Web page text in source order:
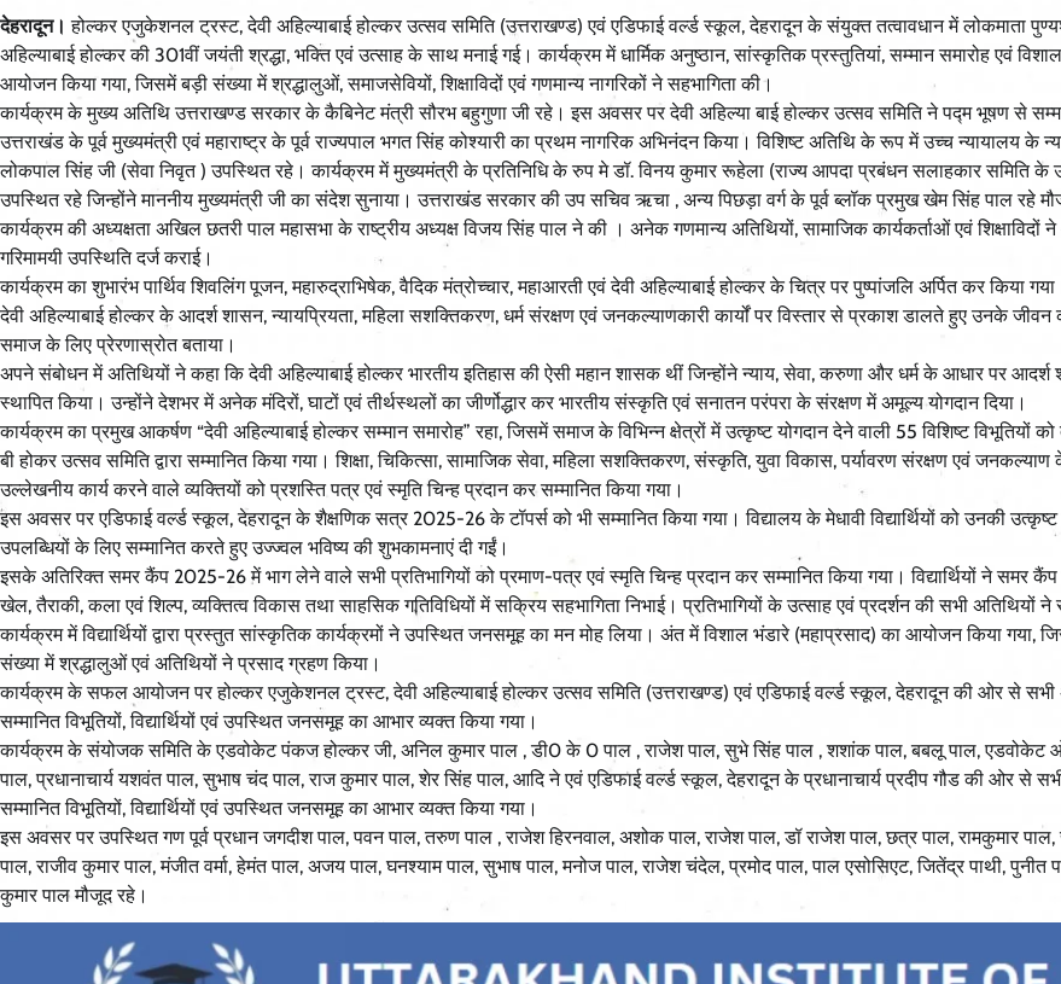
देहरादून। होल्कर एजुकेशनल ट्रस्ट, देवी अहिल्याबाई होल्कर उत्सव समिति (उत्तराखण्ड) एवं एडिफाई वर्ल्ड स्कूल, देहरादून के संयुक्त तत्वावधान में लोकमाता
अहिल्याबाई होल्कर की 301वीं जयंती श्रद्धा, भक्ति एवं उत्साह के साथ मनाई गई। कार्यक्रम में धार्मिक अनुष्ठान, सांस्कृतिक प्रस्तुतियां, सम्मान समारोह एवं
आयोजन किया गया, जिसमें बड़ी संख्या में श्रद्धालुओं, समाजसेवियों, शिक्षाविदों एवं गणमान्य नागरिकों ने सहभागिता की।
कार्यक्रम के मुख्य अतिथि उत्तराखण्ड सरकार के कैबिनेट मंत्री सौरभ बहुगुणा जी रहे। इस अवसर पर देवी अहिल्या बाई होल्कर उत्सव समिति ने पद्म भूषण से
उत्तराखंड के पूर्व मुख्यमंत्री एवं महाराष्ट्र के पूर्व राज्यपाल भगत सिंह कोश्यारी का प्रथम नागरिक अभिनंदन किया। विशिष्ट अतिथि के रूप में उच्च न्यायालय के
लोकपाल सिंह जी (सेवा निवृत ) उपस्थित रहे। कार्यक्रम में मुख्यमंत्री के प्रतिनिधि के रुप मे डॉ. विनय कुमार रूहेला (राज्य आपदा प्रबंधन सलाहकार समिति के
उपस्थित रहे जिन्होंने माननीय मुख्यमंत्री जी का संदेश सुनाया। उत्तराखंड सरकार की उप सचिव ऋचा , अन्य पिछड़ा वर्ग के पूर्व ब्लॉक प्रमुख खेम सिंह पाल रहे
कार्यक्रम की अध्यक्षता अखिल छतरी पाल महासभा के राष्ट्रीय अध्यक्ष विजय सिंह पाल ने की । अनेक गणमान्य अतिथियों, सामाजिक कार्यकर्ताओं एवं शिक्षाविदों
गरिमामयी उपस्थिति दर्ज कराई।
कार्यक्रम का शुभारंभ पार्थिव शिवलिंग पूजन, महारुद्राभिषेक, वैदिक मंत्रोच्चार, महाआरती एवं देवी अहिल्याबाई होल्कर के चित्र पर पुष्पांजलि अर्पित कर किया
देवी अहिल्याबाई होल्कर के आदर्श शासन, न्यायप्रियता, महिला सशक्तिकरण, धर्म संरक्षण एवं जनकल्याणकारी कार्यों पर विस्तार से प्रकाश डालते हुए उनके जीवन
समाज के लिए प्रेरणास्रोत बताया।
अपने संबोधन में अतिथियों ने कहा कि देवी अहिल्याबाई होल्कर भारतीय इतिहास की ऐसी महान शासक थीं जिन्होंने न्याय, सेवा, करुणा और धर्म के आधार पर आदर्श
स्थापित किया। उन्होंने देशभर में अनेक मंदिरों, घाटों एवं तीर्थस्थलों का जीर्णोद्धार कर भारतीय संस्कृति एवं सनातन परंपरा के संरक्षण में अमूल्य योगदान दिया।
कार्यक्रम का प्रमुख आकर्षण “देवी अहिल्याबाई होल्कर सम्मान समारोह” रहा, जिसमें समाज के विभिन्न क्षेत्रों में उत्कृष्ट योगदान देने वाली 55 विशिष्ट विभूतियों को
बी होकर उत्सव समिति द्वारा सम्मानित किया गया। शिक्षा, चिकित्सा, सामाजिक सेवा, महिला सशक्तिकरण, संस्कृति, युवा विकास, पर्यावरण संरक्षण एवं जनकल्याण
उल्लेखनीय कार्य करने वाले व्यक्तियों को प्रशस्ति पत्र एवं स्मृति चिन्ह प्रदान कर सम्मानित किया गया।
इस अवसर पर एडिफाई वर्ल्ड स्कूल, देहरादून के शैक्षणिक सत्र 2025-26 के टॉपर्स को भी सम्मानित किया गया। विद्यालय के मेधावी विद्यार्थियों को उनकी
उपलब्धियों के लिए सम्मानित करते हुए उज्ज्वल भविष्य की शुभकामनाएं दी गईं।
इसके अतिरिक्त समर कैंप 2025-26 में भाग लेने वाले सभी प्रतिभागियों को प्रमाण-पत्र एवं स्मृति चिन्ह प्रदान कर सम्मानित किया गया। विद्यार्थियों ने समर कैंप
खेल, तैराकी, कला एवं शिल्प, व्यक्तित्व विकास तथा साहसिक गतिविधियों में सक्रिय सहभागिता निभाई। प्रतिभागियों के उत्साह एवं प्रदर्शन की सभी अतिथियों ने
कार्यक्रम में विद्यार्थियों द्वारा प्रस्तुत सांस्कृतिक कार्यक्रमों ने उपस्थित जनसमूह का मन मोह लिया। अंत में विशाल भंडारे (महाप्रसाद) का आयोजन किया गया,
संख्या में श्रद्धालुओं एवं अतिथियों ने प्रसाद ग्रहण किया।
कार्यक्रम के सफल आयोजन पर होल्कर एजुकेशनल ट्रस्ट, देवी अहिल्याबाई होल्कर उत्सव समिति (उत्तराखण्ड) एवं एडिफाई वर्ल्ड स्कूल, देहरादून की ओर से सभी
सम्मानित विभूतियों, विद्यार्थियों एवं उपस्थित जनसमूह का आभार व्यक्त किया गया।
कार्यक्रम के संयोजक समिति के एडवोकेट पंकज होल्कर जी, अनिल कुमार पाल , डी0 के 0 पाल , राजेश पाल, सुभे सिंह पाल , शशांक पाल, बबलू पाल, एडवोकेट
पाल, प्रधानाचार्य यशवंत पाल, सुभाष चंद पाल, राज कुमार पाल, शेर सिंह पाल, आदि ने एवं एडिफाई वर्ल्ड स्कूल, देहरादून के प्रधानाचार्य प्रदीप गौड की ओर से
सम्मानित विभूतियों, विद्यार्थियों एवं उपस्थित जनसमूह का आभार व्यक्त किया गया।
इस अवसर पर उपस्थित गण पूर्व प्रधान जगदीश पाल, पवन पाल, तरुण पाल , राजेश हिरनवाल, अशोक पाल, राजेश पाल, डॉ राजेश पाल, छत्र पाल, रामकुमार
पाल, राजीव कुमार पाल, मंजीत वर्मा, हेमंत पाल, अजय पाल, घनश्याम पाल, सुभाष पाल, मनोज पाल, राजेश चंदेल, प्रमोद पाल, पाल एसोसिएट, जितेंद्र पाथी, पुनीत
कुमार पाल मौजूद रहे।